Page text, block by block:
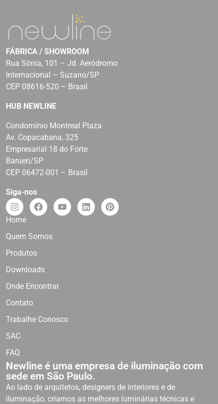
FÁBRICA / SHOWROOM
Rua Sônia, 101 – Jd. Aeródromo
Internacional – Suzano/SP
CEP 08616-520 – Brasil
HUB NEWLINE
Condomínio Montreal Plaza
Av. Copacabana, 325
Empresarial 18 do Forte
Barueri/SP
CEP 06472-001 – Brasil
Siga-nos
Home
Quem Somos
Produtos
Downloads
Onde Encontrar
Contato
Trabalhe Conosco
SAC
FAQ
Newline é uma empresa de iluminação com
sede em São Paulo.
Ao lado de arquitetos, designers de interiores e de
iluminação, criamos as melhores luminárias técnicas e